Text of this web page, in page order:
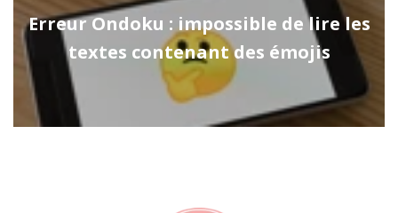
Erreur Ondoku : impossible de lire les
textes contenant des émojis